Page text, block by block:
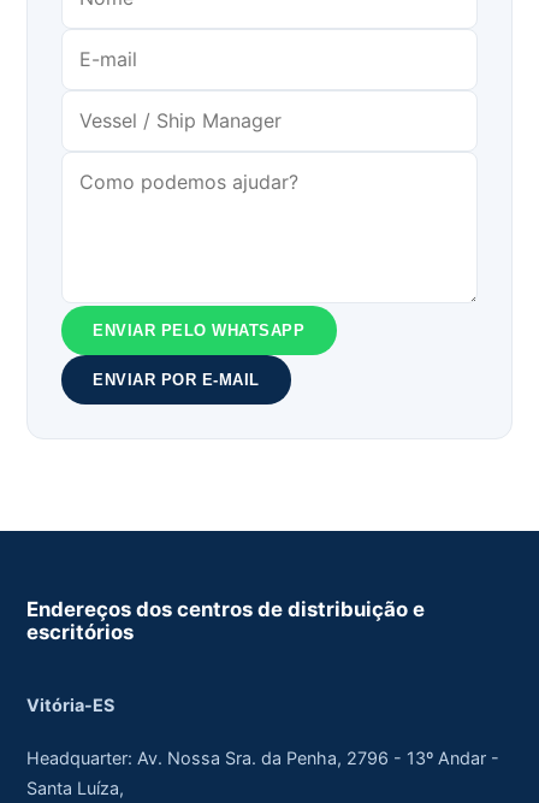
ENVIAR PELO WHATSAPP
ENVIAR POR E-MAIL
Endereços dos centros de distribuição e
escritórios
Vitória-ES
Headquarter: Av. Nossa Sra. da Penha, 2796 - 13º Andar -
Santa Luíza,